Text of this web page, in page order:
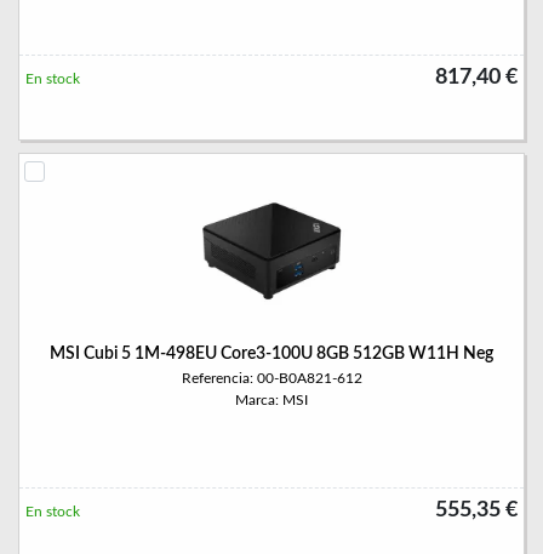
817,40 €
En stock
MSI Cubi 5 1M-498EU Core3-100U 8GB 512GB W11H Neg
Referencia: 00-B0A821-612
Marca: MSI
555,35 €
En stock